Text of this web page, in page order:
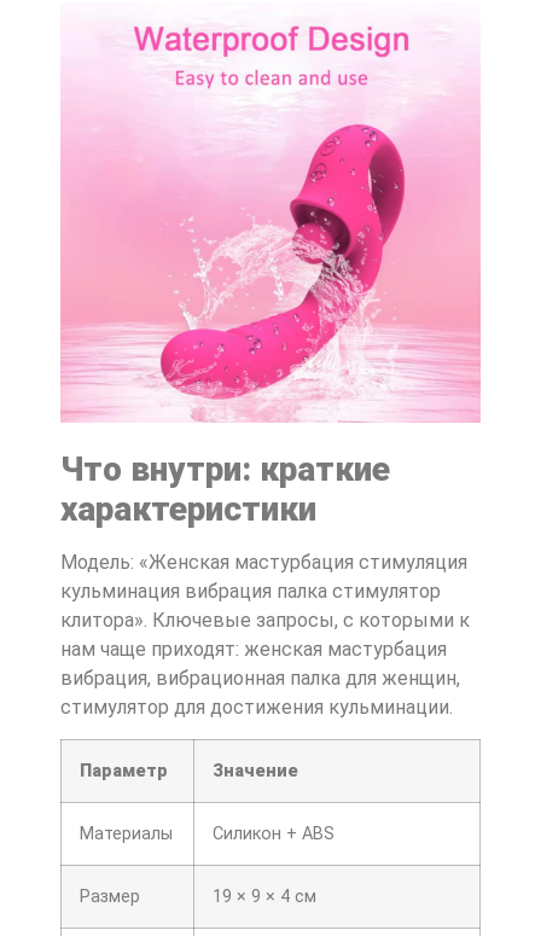
Что внутри: краткие
характеристики
Модель: «Женская мастурбация стимуляция
кульминация вибрация палка стимулятор
клитора». Ключевые запросы, с которыми к
нам чаще приходят: женская мастурбация
вибрация, вибрационная палка для женщин,
стимулятор для достижения кульминации.
Параметр Значение
Материалы Силикон + ABS
Размер 19 × 9 × 4 см